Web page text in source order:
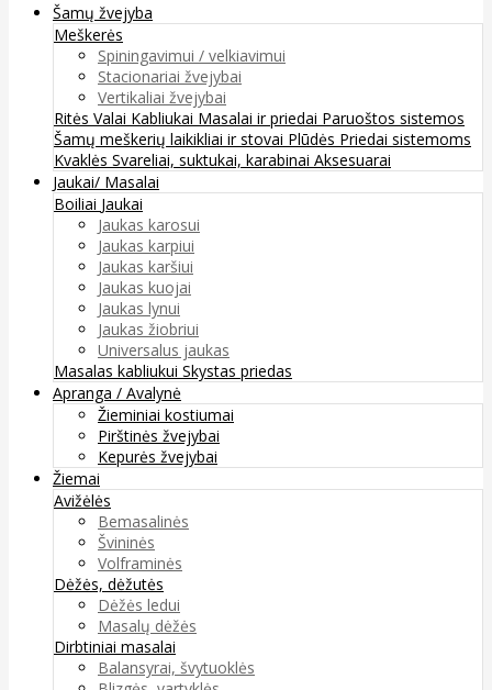
Šamų žvejyba
Meškerės
Spiningavimui / velkiavimui
Stacionariai žvejybai
Vertikaliai žvejybai
Ritės Valai Kabliukai Masalai ir priedai Paruoštos sistemos
Šamų meškerių laikikliai ir stovai Plūdės Priedai sistemoms
Kvaklės Svareliai, suktukai, karabinai Aksesuarai
Jaukai/ Masalai
Boiliai Jaukai
Jaukas karosui
Jaukas karpiui
Jaukas karšiui
Jaukas kuojai
Jaukas lynui
Jaukas žiobriui
Universalus jaukas
Masalas kabliukui Skystas priedas
Apranga / Avalynė
Žieminiai kostiumai
Pirštinės žvejybai
Kepurės žvejybai
Žiemai
Avižėlės
Bemasalinės
Švininės
Volframinės
Dėžės, dėžutės
Dėžės ledui
Masalų dėžės
Dirbtiniai masalai
Balansyrai, švytuoklės